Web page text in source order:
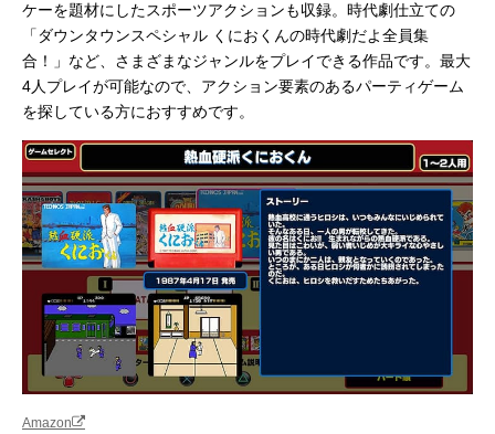
ケーを題材にしたスポーツアクションも収録。時代劇仕立ての
「ダウンタウンスペシャル くにおくんの時代劇だよ全員集
合！」など、さまざまなジャンルをプレイできる作品です。最大
4人プレイが可能なので、アクション要素のあるパーティゲーム
を探している方におすすめです。
Amazon